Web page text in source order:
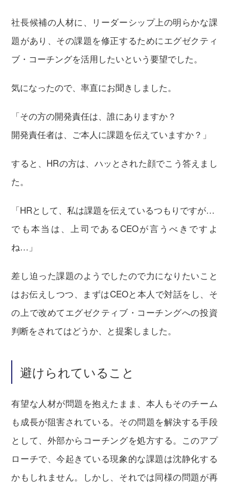
社長候補の人材に、リーダーシップ上の明らかな課
題があり、その課題を修正するためにエグゼクティ
ブ・コーチングを活用したいという要望でした。
気になったので、率直にお聞きしました。
「その方の開発責任は、誰にありますか？
開発責任者は、ご本人に課題を伝えていますか？」
すると、HRの方は、ハッとされた顔でこう答えまし
た。
「HRとして、私は課題を伝えているつもりですが…
でも本当は、上司であるCEOが言うべきですよ
ね…」
差し迫った課題のようでしたので力になりたいこと
はお伝えしつつ、まずはCEOと本人で対話をし、そ
の上で改めてエグゼクティブ・コーチングへの投資
判断をされてはどうか、と提案しました。
避けられていること
有望な人材が問題を抱えたまま、本人もそのチーム
も成長が阻害されている。その問題を解決する手段
として、外部からコーチングを処方する。このアプ
ローチで、今起きている現象的な課題は沈静化する
かもしれません。しかし、それでは同様の問題が再